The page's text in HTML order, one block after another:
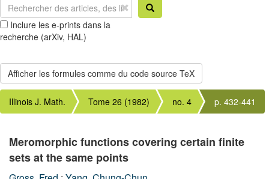
Inclure les e-prints dans la
recherche (arXiv, HAL)
Illinois J. Math. Tome 26 (1982) no. 4 p. 432-441
Meromorphic functions covering certain finite
sets at the same points